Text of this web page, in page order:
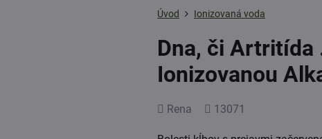
Úvod Ionizovaná voda
Dna, či Artritída
Ionizovanou
Pridal
Rena
Počet
13071